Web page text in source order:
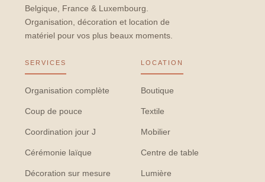
Belgique, France & Luxembourg.
Organisation, décoration et location de
matériel pour vos plus beaux moments.
SERVICES
Organisation complète
Coup de pouce
Coordination jour J
Cérémonie laïque
Décoration sur mesure
LOCATION
Boutique
Textile
Mobilier
Centre de table
Lumière